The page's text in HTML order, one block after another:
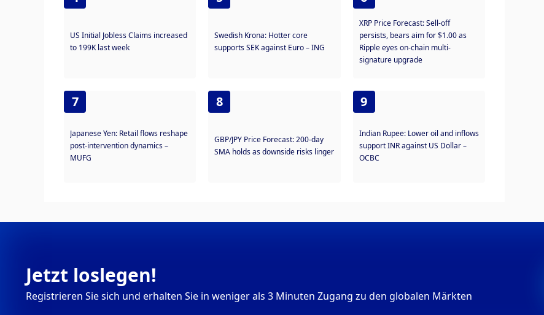
US Initial Jobless Claims increased
to 199K last week
Swedish Krona: Hotter core
supports SEK against Euro – ING
XRP Price Forecast: Sell-off
persists, bears aim for $1.00 as
Ripple eyes on-chain multi-
signature upgrade
7
Japanese Yen: Retail flows reshape
post-intervention dynamics –
MUFG
8
GBP/JPY Price Forecast: 200-day
SMA holds as downside risks linger
9
Indian Rupee: Lower oil and inflows
support INR against US Dollar –
OCBC
Jetzt loslegen!
Registrieren Sie sich und erhalten Sie in weniger als 3 Minuten Zugang zu den globalen Märkten